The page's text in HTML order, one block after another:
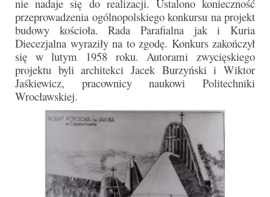
nie nadaje się do realizacji. Ustalono konieczność
przeprowadzenia ogólnopolskiego konkursu na projekt
budowy kościoła. Rada Parafialna jak i Kuria
Diecezjalna wyraziły na to zgodę. Konkurs zakończył
się w lutym 1958 roku. Autorami zwycięskiego
projektu byli architekci Jacek Burzyński i Wiktor
Jaśkiewicz, pracownicy naukowi Politechniki
Wrocławskiej.